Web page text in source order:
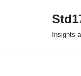
Insights